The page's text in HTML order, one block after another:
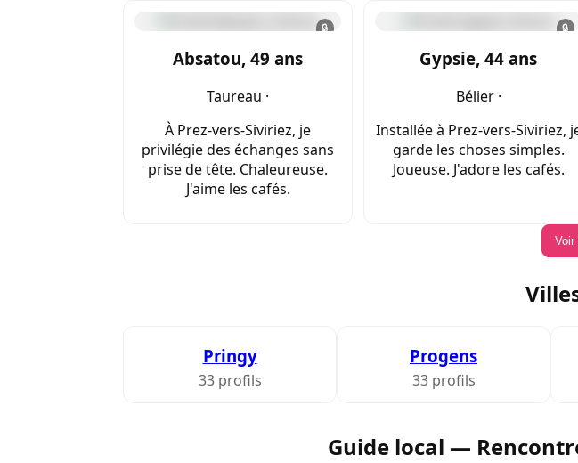
🔒
Absatou, 49 ans
Taureau ·
À Prez-vers-Siviriez, je
privilégie des échanges sans
prise de tête. Chaleureuse.
J'aime les cafés.
🔒
Gypsie, 44 ans
Bélier ·
Installée à Prez-vers-Siviriez,
garde les choses simples.
Joueuse. J'adore les cafés.
Voir
Pringy
33 profils
Progens
33 profils
Guide local —